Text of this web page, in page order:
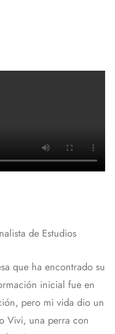
de Estudios
que ha encontrado su
inicial fue en
pero mi vida dio un
Vivi, una perra con